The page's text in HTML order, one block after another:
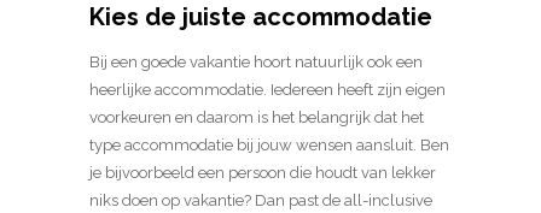
Kies de juiste accommodatie
Bij een goede vakantie hoort natuurlijk ook een
heerlijke accommodatie. Iedereen heeft zijn eigen
voorkeuren en daarom is het belangrijk dat het
type accommodatie bij jouw wensen aansluit. Ben
je bijvoorbeeld een persoon die houdt van lekker
niks doen op vakantie? Dan past de all-inclusive